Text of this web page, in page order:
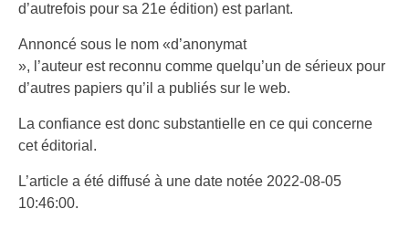
d’autrefois pour sa 21e édition) est parlant.
Annoncé sous le nom «d’anonymat
», l’auteur est reconnu comme quelqu’un de sérieux pour
d’autres papiers qu’il a publiés sur le web.
La confiance est donc substantielle en ce qui concerne
cet éditorial.
L’article a été diffusé à une date notée 2022-08-05
10:46:00.